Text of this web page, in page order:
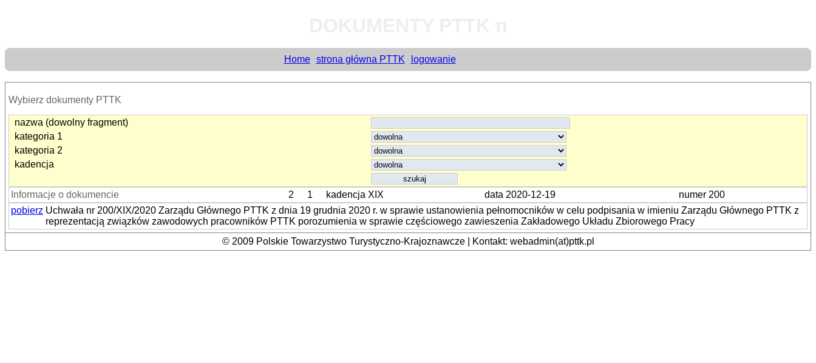
Home strona główna PTTK logowanie
Wybierz dokumenty PTTK
nazwa (dowolny fragment)
kategoria 1
kategoria 2
kadencja
Informacje o dokumencie 2 1 kadencja XIX data 2020-12-19
numer 200
pobierz Uchwała nr 200/XIX/2020 Zarządu Głównego PTTK z dnia 19 grudnia 2020 r. w sprawie ustanowienia pełnomocników w celu podpisania w imieniu Zarządu Głównego PTTK z
reprezentacją związków zawodowych pracowników PTTK porozumienia w sprawie częściowego zawieszenia Zakładowego Układu Zbiorowego Pracy
© 2009 Polskie Towarzystwo Turystyczno-Krajoznawcze | Kontakt: webadmin(at)pttk.pl